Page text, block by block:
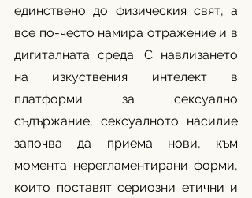
единствено до физическия свят, а
все по-често намира отражение и в
дигиталната среда. С навлизането
на изкуствения интелект в
платформи за сексуално
съдържание, сексуалното насилие
започва да приема нови, към
момента нерегламентирани форми,
които поставят сериозни етични и